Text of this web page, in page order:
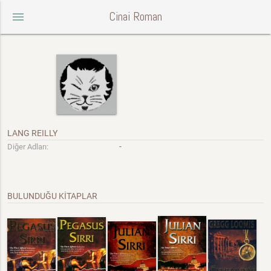
menu Cinai Roman
LANG REILLY
Diğer Adları: -
BULUNDUĞU KİTAPLAR